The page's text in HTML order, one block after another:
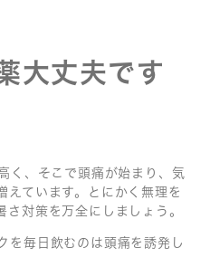
大丈夫です
く、そこで頭痛が始まり、気
ています。とにかく無理を
さ対策を万全にしましょう。
を毎日飲むのは頭痛を誘発し